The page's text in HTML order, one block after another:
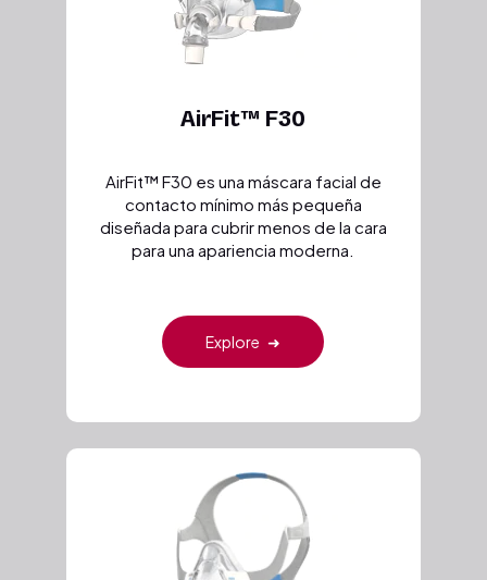
AirFit™ F30
AirFit™ F30 es una máscara facial de
contacto mínimo más pequeña
diseñada para cubrir menos de la cara
para una apariencia moderna.
Explore ➜